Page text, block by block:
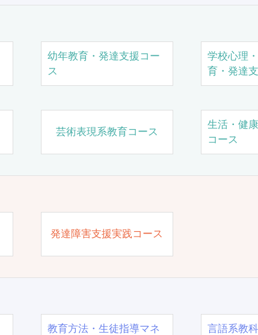
幼年教育・発達支援コー
ス
学校心理
育・発達
芸術表現系教育コース
生活・健
コース
発達障害支援実践コース
教育方法・生徒指導マネ
言語系教